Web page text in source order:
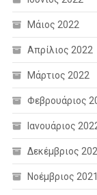
Μάιος 2022
Απρίλιος 2022
Μάρτιος 2022
Φεβρουάριος
Ιανουάριος
Δεκέμβριος
Νοέμβριος 2021